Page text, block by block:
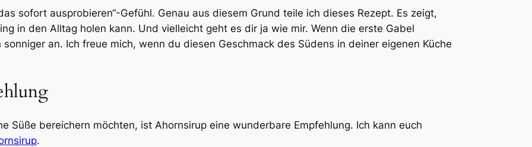
sofort ausprobieren“-Gefühl. Genau aus diesem Grund teile ich dieses Rezept. Es zeigt,
in den Alltag holen kann. Und vielleicht geht es dir ja wie mir. Wenn die erste Gabel
an. Ich freue mich, wenn du diesen Geschmack des Südens in deiner eigenen Küche
Süße bereichern möchten, ist Ahornsirup eine wunderbare Empfehlung. Ich kann euch
.